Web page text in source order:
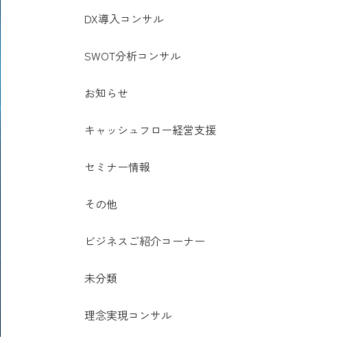
DX導入コンサル
SWOT分析コンサル
お知らせ
キャッシュフロー経営支援
セミナー情報
その他
ビジネスご紹介コーナー
未分類
理念実現コンサル